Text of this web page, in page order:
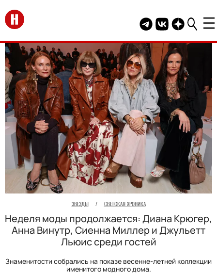
Перейти на главную
Telegram канал
Группа HELLO
Канал
ЗВЕЗДЫ / СВЕТСКАЯ ХРОНИКА
Неделя моды продолжается: Диана Крюгер,
Анна Винутр, Сиенна Миллер и Джульетт
Льюис среди гостей
Знаменитости собрались на показе весенне-летней коллекции
именитого модного дома.